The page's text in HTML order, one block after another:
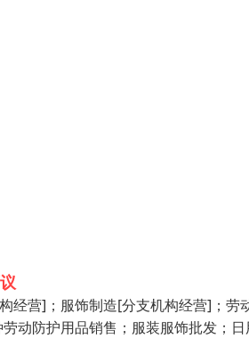
营]；服饰制造[分支机构经营]；劳
动防护用品销售；服装服饰批发；